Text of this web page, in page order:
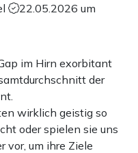
22.05.2026 um
im Hirn exorbitant
der
wirklich geistig so
oder spielen sie uns
vor, um ihre Ziele